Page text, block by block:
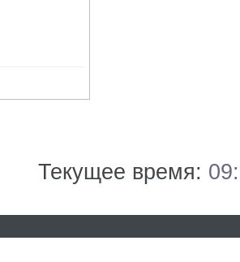
Текущее время: